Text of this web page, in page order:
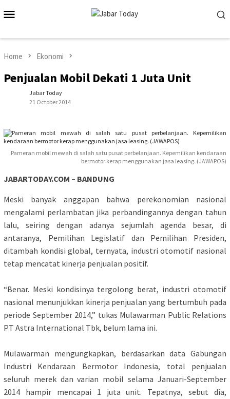
to
Home Ekonomi
Penjualan Mobil Dekati 1 Juta Unit
Jabar Today
21 October 2014
Pameran mobil mewah di salah satu pusat perbelanjaan. Kepemilikan kendaraan
bermotor kerap menggunakan jasa leasing. (JAWAPOS)
JABARTODAY.COM – BANDUNG
Meski banyak anggapan bahwa perekonomian nasional
mengalami perlambatan jika perbandingannya dengan tahun
lalu, seiring dengan adanya sejumlah agenda besar, di
antaranya, Pemilihan Legislatif dan Pemilihan Presiden,
ditambah kondisi global, ternyata, industri otomotif nasional
tetap mencatat kinerja penjualan positif.
“Benar. Meski kondisinya tergolong berat, industri otomotif
nasional menunjukkan kinerja penjualan yang bertumbuh pada
periode September 2014,” tukas Mulawarman Public Relations
PT Astra International Tbk, belum lama ini.
Mulawarman mengungkapkan, berdasarkan data Gabungan
Industri Kendaraan Bermotor Indonesia, total penjualan
seluruh merek dan varian mobil selama Januari-September
2014 hampir mencapai 1 juta unit. Tepatnya, sebut dia,